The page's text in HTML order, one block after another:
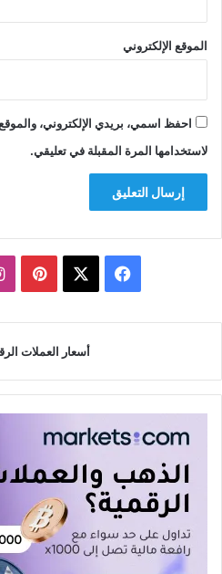
الموقع الإلكتروني
احفظ اسمي، بريدي الإلكتروني،
لاستخدامها المرة المقبلة في تعليقي.
فيسبوك
أسعار العملات